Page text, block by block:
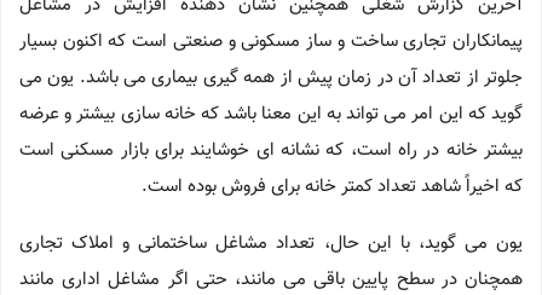
پیمانکاران تجاری ساخت و ساز مسکونی و صنعتی است که اکنون بسیار
جلوتر از تعداد آن در زمان پیش از همه گیری بیماری می باشد. یون می
گوید که این امر می تواند به این معنا باشد که خانه سازی بیشتر و عرضه
بیشتر خانه در راه است، که نشانه ای خوشایند برای بازار مسکنی است
که اخیراً شاهد تعداد کمتر خانه برای فروش بوده است.
یون می گوید، با این حال، تعداد مشاغل ساختمانی و املاک تجاری
همچنان در سطح پایین باقی می مانند، حتی اگر مشاغل اداری مانند